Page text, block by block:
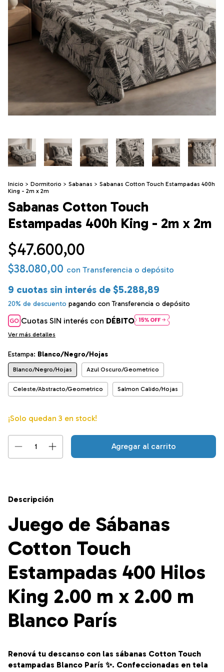
Inicio > Dormitorio > Sabanas > Sabanas Cotton Touch Estampadas 400h
King - 2m x 2m
Sabanas Cotton Touch
Estampadas 400h King - 2m x 2m
$47.600,00
$38.080,00 con Transferencia o depósito
Cuotas SIN interés con DÉBITO
9 cuotas sin interés de $5.288,89
20% de descuento pagando con Transferencia o depósito
Ver más detalles
Estampa: Blanco/Negro/Hojas
Blanco/Negro/Hojas Azul Oscuro/Geometrico
Celeste/Abstracto/Geometrico Salmon Calido/Hojas
¡Solo quedan 3 en stock!
Descripción
Juego de Sábanas
Cotton Touch
Estampadas 400 Hilos
King 2.00 m x 2.00 m
Blanco París
Renová tu descanso con las sábanas Cotton Touch
estampadas Blanco París ✨. Confeccionadas en tela